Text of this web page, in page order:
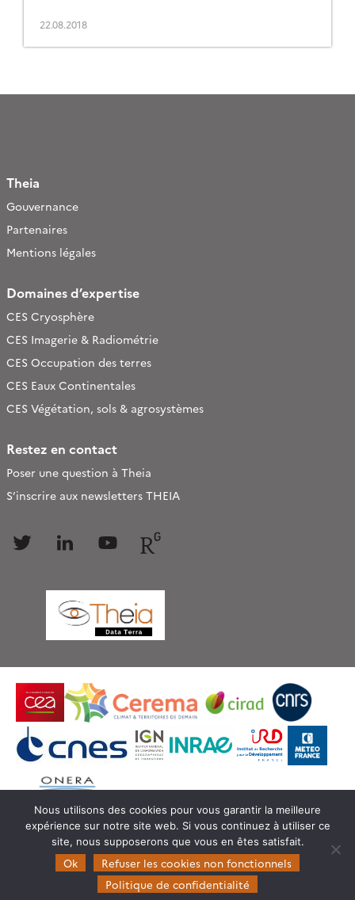
22.08.2018
Theia
Gouvernance
Partenaires
Mentions légales
Domaines d’expertise
CES Cryosphère
CES Imagerie & Radiométrie
CES Occupation des terres
CES Eaux Continentales
CES Végétation, sols & agrosystèmes
Restez en contact
Poser une question à Theia
S’inscrire aux newsletters THEIA
Follow Follow
© Copyright Theia -SEDOO (Service de Données
OMP)
Nous utilisons des cookies pour vous garantir la meilleure
expérience sur notre site web. Si vous continuez à utiliser ce
site, nous supposerons que vous en êtes satisfait.
Ok
Refuser les cookies non fonctionnels
Politique de confidentialité